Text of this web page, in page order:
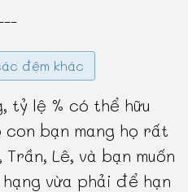
đệm khác
tỷ lệ % có thể hữu
bạn mang họ rất
Lê, và bạn muốn
vừa phải để hạn